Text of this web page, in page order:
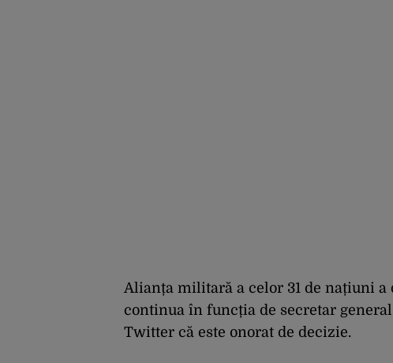
Alianța militară a celor 31 de națiuni
continua în funcția de secretar
Twitter că este onorat de decizie.